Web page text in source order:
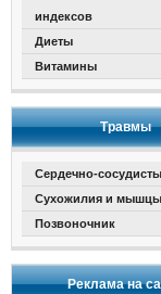
индексов
Диеты
Витамины
Травмы
Сердечно-
Сухожилия и мышцы
Позвоночник
Реклама на